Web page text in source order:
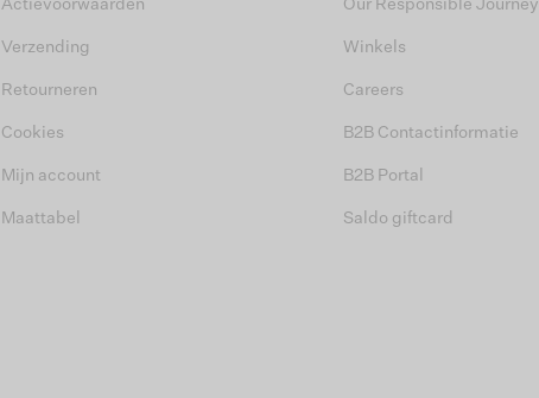
Actievoorwaarden
Verzending
Retourneren
Cookies
Mijn account
Maattabel
Our Responsible Journey
Winkels
Careers
B2B Contactinformatie
B2B Portal
Saldo giftcard